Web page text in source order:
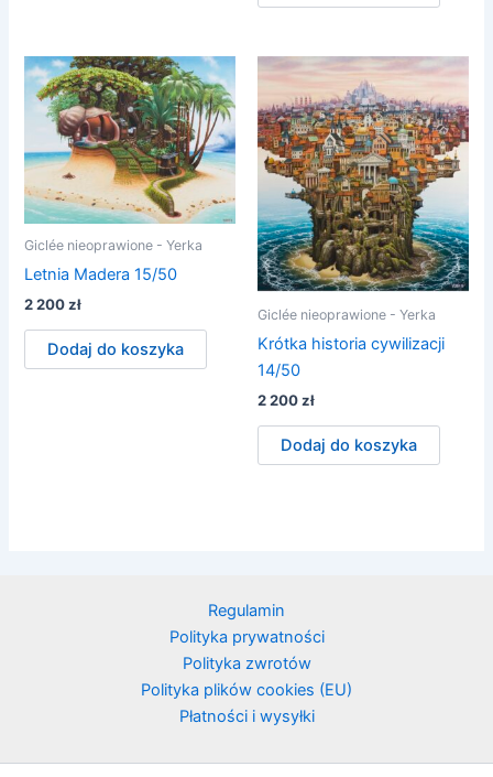
Giclée nieoprawione - Yerka
Letnia Madera 15/50
2 200zł
Dodaj do koszyka
Giclée nieoprawione - Yerka
Krótka historia cywilizacji
14/50
2 200zł
Dodaj do koszyka
Regulamin
Polityka prywatności
Polityka zwrotów
Polityka plików cookies (EU)
Płatności i wysyłki